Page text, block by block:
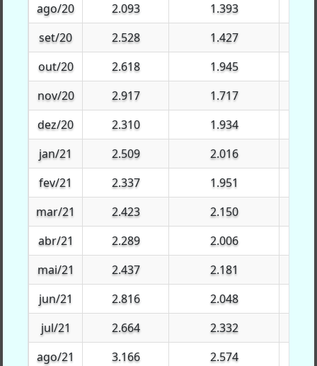
ago/20
2.093 1.393
set/20
2.528 1.427
out/20
2.618 1.945
nov/20
2.917 1.717
dez/20
2.310 1.934
jan/21
2.509 2.016
fev/21
2.337 1.951
mar/21
2.423 2.150
abr/21
2.289 2.006
mai/21
2.437 2.181
jun/21
2.816 2.048
jul/21
2.664 2.332
ago/21
3.166 2.574
ago/20
set/20
out/20
nov/20
dez/20
jan/21
fev/21
mar/21
abr/21
mai/21
jun/21
jul/21
ago/21